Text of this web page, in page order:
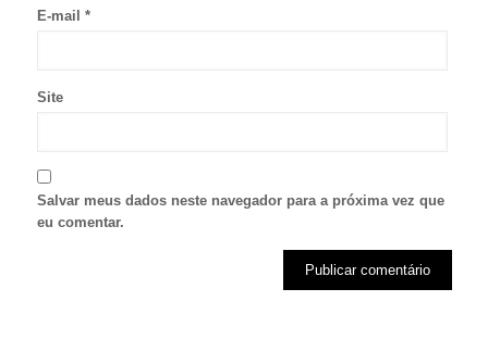
E-mail *
Site
Salvar meus dados neste navegador para a próxima vez que
eu comentar.